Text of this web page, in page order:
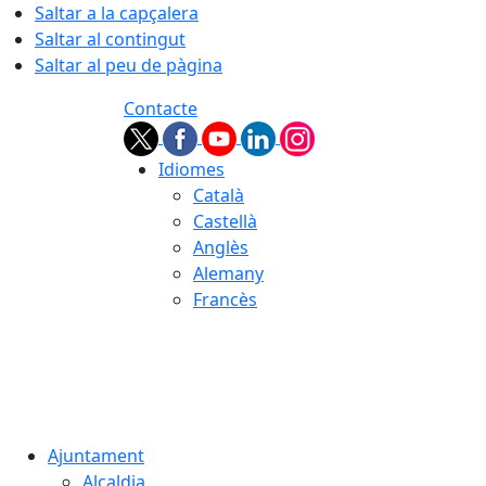
Saltar a la capçalera
Saltar al contingut
Saltar al peu de pàgina
Contacte
Idiomes
Català
Castellà
Anglès
Alemany
Francès
Ajuntament